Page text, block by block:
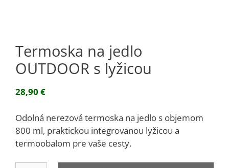
Termoska na jedlo
OUTDOOR s lyžicou
28,90 €
Odolná nerezová termoska na jedlo s objemom
800 ml, praktickou integrovanou lyžicou a
termoobalom pre vaše cesty.